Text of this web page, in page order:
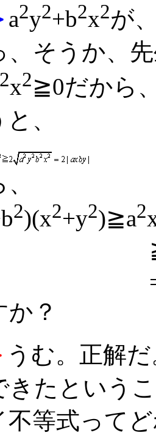
a2y2+b2x2が
、そうか、
2x2≧0だから
、
2)(x2+y2)≧a2
？
うむ。正解
きたという
不等式って